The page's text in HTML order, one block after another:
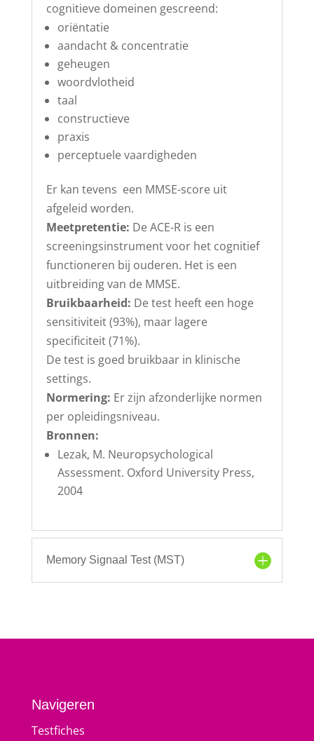
cognitieve domeinen gescreend:
oriëntatie
aandacht & concentratie
geheugen
woordvlotheid
taal
constructieve
praxis
perceptuele vaardigheden
Er kan tevens een MMSE-score uit
afgeleid worden.
Meetpretentie: De ACE-R is een
screeningsinstrument voor het cognitief
functioneren bij ouderen. Het is een
uitbreiding van de MMSE.
Bruikbaarheid: De test heeft een hoge
sensitiviteit (93%), maar lagere
specificiteit (71%).
De test is goed bruikbaar in klinische
settings.
Normering: Er zijn afzonderlijke normen
per opleidingsniveau.
Bronnen:
Lezak, M. Neuropsychological
Assessment. Oxford University Press,
2004
Memory Signaal Test (MST)
Navigeren
Testfiches